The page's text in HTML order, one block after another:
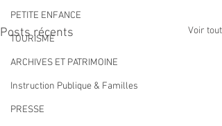
PETITE ENFANCE
TOURISME
ARCHIVES ET PATRIMOINE
Instruction Publique & Familles
PRESSE
Posts récents Voir tout